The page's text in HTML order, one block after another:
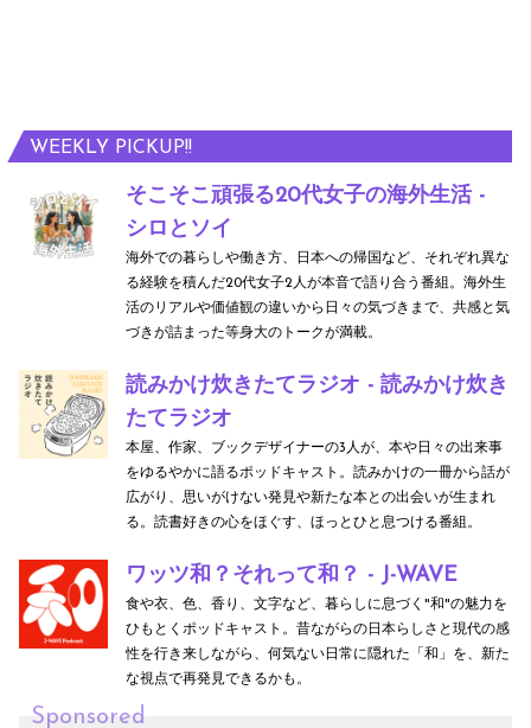
WEEKLY PICKUP!!
そこそこ頑張る20代女子の海外生活 -
シロとソイ
海外での暮らしや働き方、日本への帰国など、それぞれ異な
る経験を積んだ20代女子2人が本音で語り合う番組。海外生
活のリアルや価値観の違いから日々の気づきまで、共感と気
づきが詰まった等身大のトークが満載。
読みかけ炊きたてラジオ - 読みかけ炊き
たてラジオ
本屋、作家、ブックデザイナーの3人が、本や日々の出来事
をゆるやかに語るポッドキャスト。読みかけの一冊から話が
広がり、思いがけない発見や新たな本との出会いが生まれ
る。読書好きの心をほぐす、ほっとひと息つける番組。
ワッツ和？それって和？ - J-WAVE
食や衣、色、香り、文字など、暮らしに息づく"和"の魅力を
ひもとくポッドキャスト。昔ながらの日本らしさと現代の感
性を行き来しながら、何気ない日常に隠れた「和」を、新た
な視点で再発見できるかも。
Sponsored